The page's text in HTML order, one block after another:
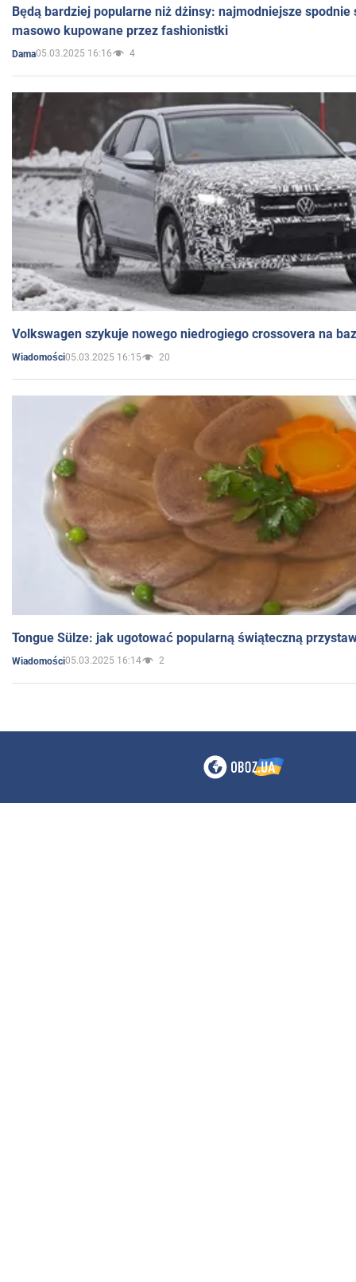
Będą bardziej popularne niż dżinsy: najmodniejsze spodnie
masowo kupowane przez fashionistki
Dama05.03.2025 16:16 4
Volkswagen szykuje nowego niedrogiego crossovera na
Wiadomości05.03.2025 16:15 20
Tongue Sülze: jak ugotować popularną świąteczną
Wiadomości05.03.2025 16:14 2